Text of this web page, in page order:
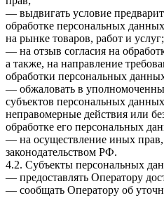
— выдвигать условие
обработке персональных
на рынке товаров, работ и услуг;
— на отзыв согласия на
а также, на направление
обработки персональных
— обжаловать в
субъектов персональных
неправомерные действия или
обработке его персональных
— на осуществление иных
законодательством РФ.
4.2. Субъекты персональных
— предоставлять Оператору
— сообщать Оператору об